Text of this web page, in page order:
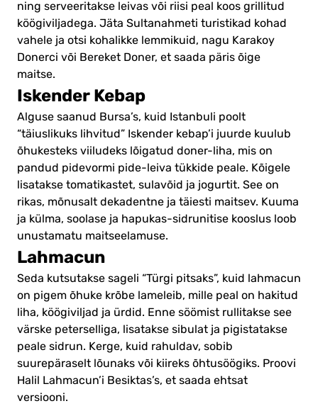
ning serveeritakse leivas või riisi peal koos grillitud
köögiviljadega. Jäta Sultanahmeti turistikad kohad
vahele ja otsi kohalikke lemmikuid, nagu Karakoy
Donerci või Bereket Doner, et saada päris õige
maitse.
Iskender Kebap
Alguse saanud Bursa’s, kuid Istanbuli poolt
“täiuslikuks lihvitud” Iskender kebap’i juurde kuulub
õhukesteks viiludeks lõigatud doner-liha, mis on
pandud pidevormi pide-leiva tükkide peale. Kõigele
lisatakse tomatikastet, sulavõid ja jogurtit. See on
rikas, mõnusalt dekadentne ja täiesti maitsev. Kuuma
ja külma, soolase ja hapukas-sidrunitise kooslus loob
unustamatu maitseelamuse.
Lahmacun
Seda kutsutakse sageli “Türgi pitsaks”, kuid lahmacun
on pigem õhuke krõbe lameleib, mille peal on hakitud
liha, köögiviljad ja ürdid. Enne söömist rullitakse see
värske peterselliga, lisatakse sibulat ja pigistatakse
peale sidrun. Kerge, kuid rahuldav, sobib
suurepäraselt lõunaks või kiireks õhtusöögiks. Proovi
Halil Lahmacun’i Besiktas’s, et saada ehtsat
versiooni.